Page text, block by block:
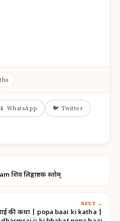
📱 WhatsApp 🐦 Twitter
लिङ्गाष्टकं स्तोत्रम्
NEXT →
बाई की कथा | popa baai ki katha |